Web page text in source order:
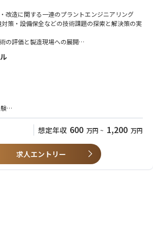
改造に関する一連のプラントエンジニアリング
策・設備保全などの技術課題の探索と解決策の実
の評価と製造現場への展開
ンジニアリング戦略立案
記エンジニアリング業務の支援と実行
・生産部門を牽引したいという強い熱意で業務遂
味・関心がある方※
務経験
現場の課題探索・解決策立案を実施し、設備選
想定年収 600 万円 ~ 1,200 万円
求人エントリー